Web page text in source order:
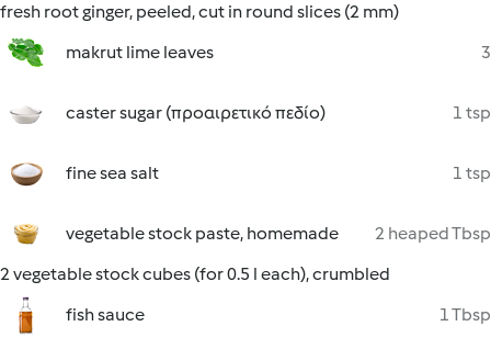
fresh root ginger, peeled, cut in round slices (2 mm)
makrut lime leaves
3
caster sugar (προαιρετικό πεδίο) 1 tsp
fine sea salt 1 tsp
vegetable stock paste, homemade
2 heaped Tbsp
2 vegetable stock cubes (for 0.5 l each), crumbled
fish sauce
1 Tbsp